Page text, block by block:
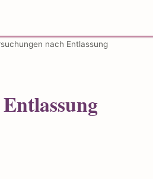
nach Entlassung